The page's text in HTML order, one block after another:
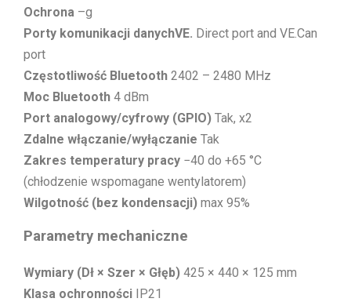
Ochrona –g
Porty komunikacji danychVE. Direct port and VE.Can
port
Częstotliwość Bluetooth 2402 – 2480 MHz
Moc Bluetooth 4 dBm
Port analogowy/cyfrowy (GPIO) Tak, x2
Zdalne włączanie/wyłączanie Tak
Zakres temperatury pracy −40 do +65 °C
(chłodzenie wspomagane wentylatorem)
Wilgotność (bez kondensacji) max 95%
Parametry mechaniczne
Wymiary (Dł × Szer × Głęb) 425 × 440 × 125 mm
Klasa ochronności IP21